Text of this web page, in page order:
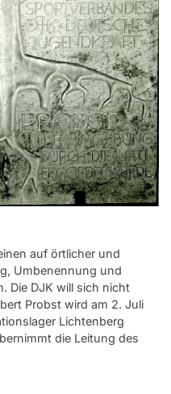
auf örtlicher und
Umbenennung und
Die DJK will sich nicht
Probst wird am 2. Juli
Lichtenberg
die Leitung des